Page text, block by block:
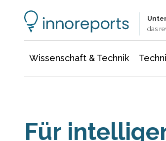
das
Wissenschaft & Technik
Für